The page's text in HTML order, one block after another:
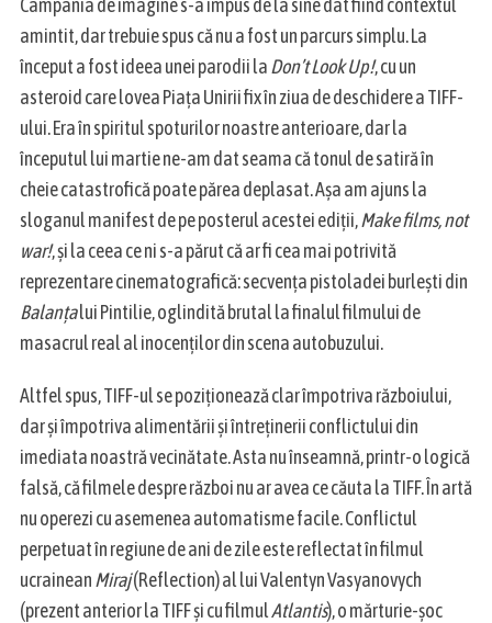
Campania de imagine s-a impus de la sine dat fiind contextul
amintit, dar trebuie spus că nu a fost un parcurs simplu. La
început a fost ideea unei parodii laDon’t Look Up!, cu un
asteroid care lovea Piața Unirii fix în ziua de deschidere a TIFF-
ului. Era în spiritul spoturilor noastre anterioare, dar la
începutul lui martie ne-am dat seama că tonul de satiră în
cheie catastrofică poate părea deplasat. Așa am ajuns la
sloganul manifest de pe posterul acestei ediții,Make films, not
war!, și la ceea ce ni s-a părut că ar fi cea mai potrivită
reprezentare cinematografică: secvența pistoladei burlești din
Balanțalui Pintilie, oglindită brutal la finalul filmului de
masacrul real al inocenților din scena autobuzului.
Altfel spus, TIFF-ul se poziționează clar împotriva războiului,
dar și împotriva alimentării și întreținerii conflictului din
imediata noastră vecinătate. Asta nu înseamnă, printr-o logică
falsă, că filmele despre război nu ar avea ce căuta la TIFF. În artă
nu operezi cu asemenea automatisme facile. Conflictul
perpetuat în regiune de ani de zile este reflectat în filmul
ucraineanMiraj(Reflection) al lui Valentyn Vasyanovych
(prezent anterior la TIFF și cu filmulAtlantis), o mărturie-șoc